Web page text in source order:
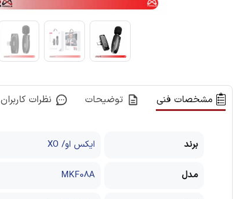
مشخصات فنی توضیحات نظرات کاربران
برند ایکس او/ XO
مدل MKF08A